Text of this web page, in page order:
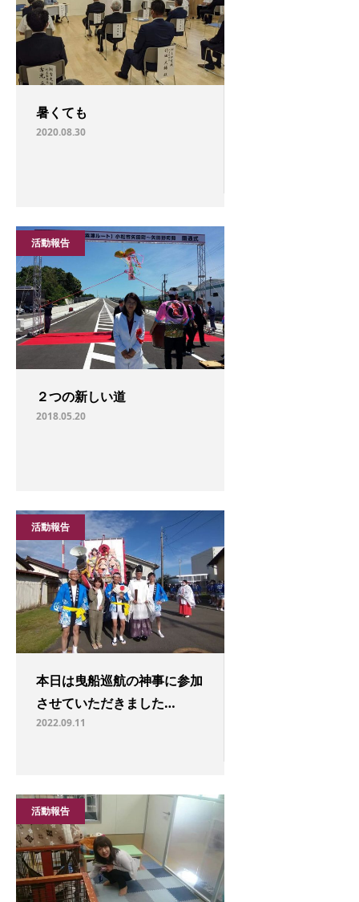
暑くても
2020.08.30
２つの新しい道
2018.05.20
活動報告
本日は曳船巡航の神事に参加
させていただきました…
2022.09.11
活動報告
活動報告